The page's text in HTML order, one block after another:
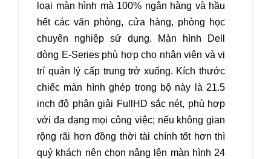
loại màn hình mà 100% ngân hàng và hầu
hết các văn phòng, cửa hàng, phòng học
chuyên nghiệp sử dụng. Màn hình Dell
dòng E-Series phù hợp cho nhân viên và vị
trí quản lý cấp trung trở xuống. Kích thước
chiếc màn hình ghép trong bộ này là 21.5
inch độ phân giải FullHD sắc nét, phù hợp
với đa dạng mọi công việc; nếu không gian
rộng rãi hơn đồng thời tài chính tốt hơn thì
quý khách nên chọn nâng lên màn hình 24